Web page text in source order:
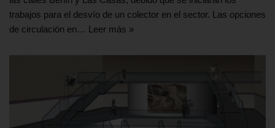
trabajos para el desvío de un colector en el sector. Las opciones
de circulación en… Leer más »